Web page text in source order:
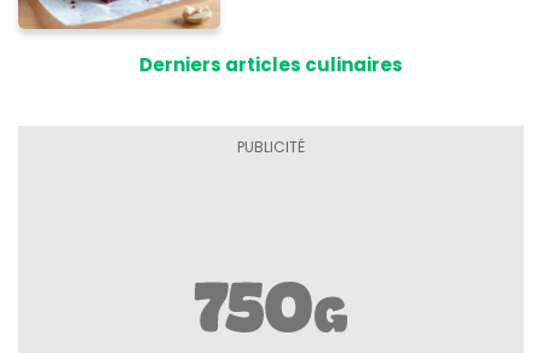
Derniers articles culinaires